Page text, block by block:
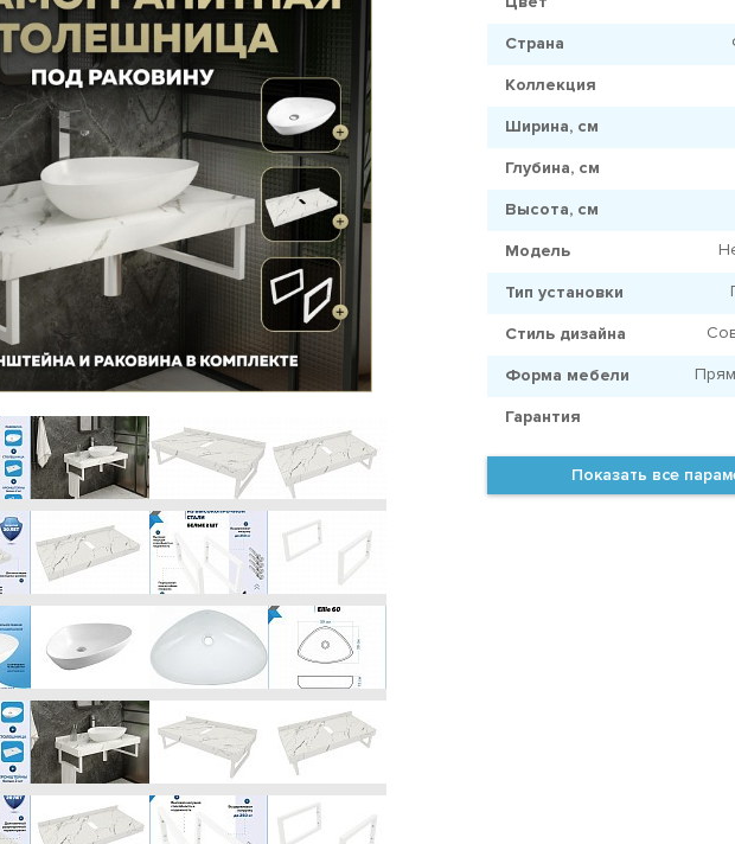
Страна
Коллекция
Ширина, см
Глубина, см
Высота, см
Модель
Тип установки
Стиль дизайна
Форма мебели
Гарантия
Показать все